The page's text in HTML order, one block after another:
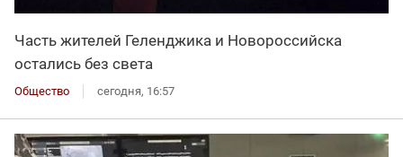
Часть жителей Геленджика и Новороссийска
остались без света
Общество сегодня, 16:57